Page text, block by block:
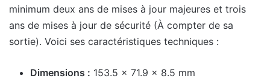
minimum deux ans de mises à jour majeures et trois
ans de mises à jour de sécurité (À compter de sa
sortie). Voici ses caractéristiques techniques :
Dimensions : 153.5 x 71.9 x 8.5 mm